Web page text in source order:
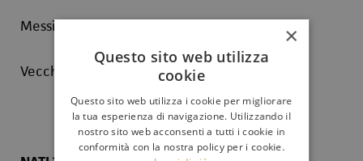
Messina Luca
Vecchio Sofia
×
Questo sito web utilizza
cookie
Questo sito web utilizza i cookie per migliorare
la tua esperienza di navigazione. Utilizzando il
nostro sito web acconsenti a tutti i cookie in
conformità con la nostra policy per i cookie.